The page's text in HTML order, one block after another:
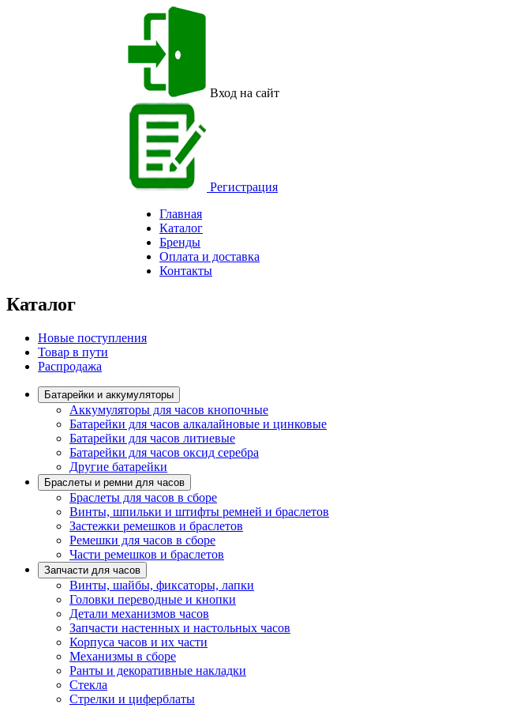
Вход на сайт
Регистрация
Главная
Каталог
Бренды
Оплата и доставка
Контакты
Каталог
Новые поступления
Товар в пути
Распродажа
Батарейки и аккумуляторы
Аккумуляторы для часов кнопочные
Батарейки для часов алкалайновые и цинковые
Батарейки для часов литиевые
Батарейки для часов оксид серебра
Другие батарейки
Браслеты и ремни для часов
Браслеты для часов в сборе
Винты, шпильки и штифты ремней и браслетов
Застежки ремешков и браслетов
Ремешки для часов в сборе
Части ремешков и браслетов
Запчасти для часов
Винты, шайбы, фиксаторы, лапки
Головки переводные и кнопки
Детали механизмов часов
Запчасти настенных и настольных часов
Корпуса часов и их части
Механизмы в сборе
Ранты и декоративные накладки
Стекла
Стрелки и циферблаты